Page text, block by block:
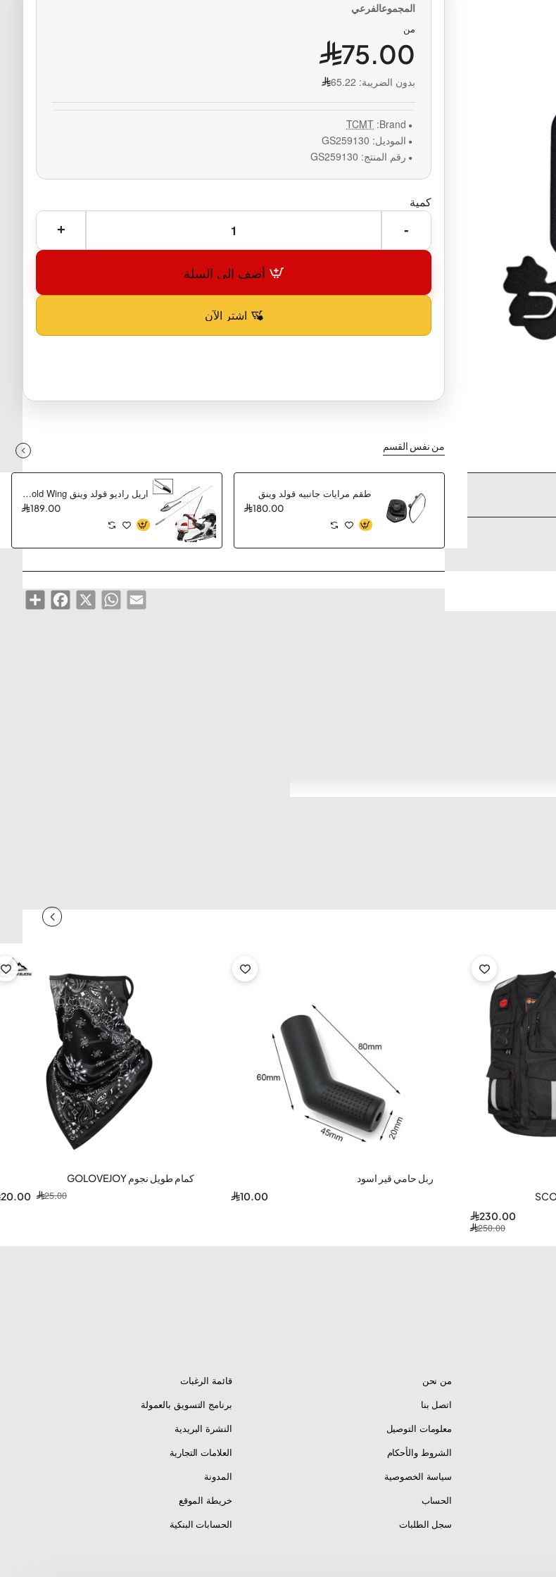
من
75.00
بدون الضريبة: 65.22
Brand:
TCMT
الموديل: GS259130
رقم المنتج: GS259130
أضف إلى السلة
اشترِ الآن
من نفس القسم
طقم مرايات جانبيه قولد وينق
180.00
اريل راديو قولد وينق Honda Gold Wing
189.00
Share
Facebook X
WhatsApp Email
230.00
250.00
ربل حامي قير اسود
10.00
-20%
كمام طويل نجوم GOLOVEJOY
20.00
25.00
من نحن
اتصل بنا
معلومات التوصيل
الشروط والأحكام
سياسة الخصوصية
الحساب
سجل الطلبات
قائمة الرغبات
برنامج التسويق بالعمولة
النشرة البريدية
العلامات التجارية
المدونة
خريطة الموقع
الحسابات البنكية